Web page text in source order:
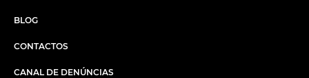
BLOG
CONTACTOS
CANAL DE DENÚNCIAS